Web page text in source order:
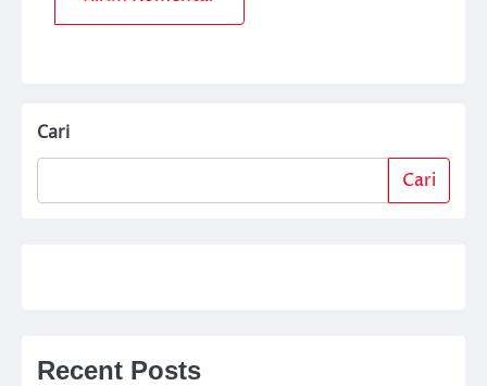
Cari
Cari
Recent Posts